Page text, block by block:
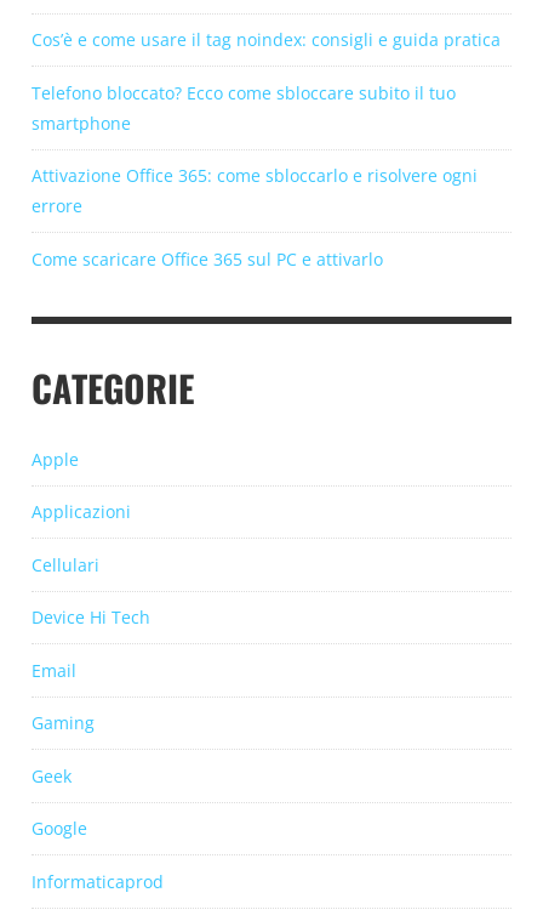
Cos’è e come usare il tag noindex: consigli e guida pratica
Telefono bloccato? Ecco come sbloccare subito il tuo
smartphone
Attivazione Office 365: come sbloccarlo e risolvere ogni
errore
Come scaricare Office 365 sul PC e attivarlo
CATEGORIE
Apple
Applicazioni
Cellulari
Device Hi Tech
Email
Gaming
Geek
Google
Informaticaprod